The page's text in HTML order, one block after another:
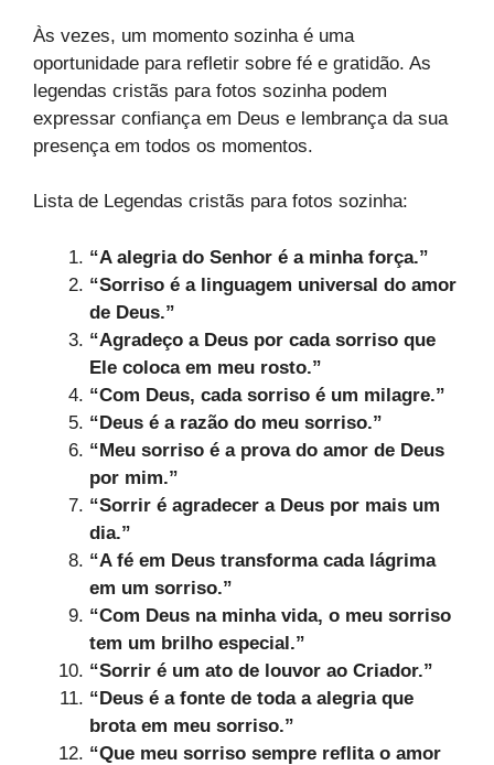
Às vezes, um momento sozinha é uma
oportunidade para refletir sobre fé e gratidão. As
legendas cristãs para fotos sozinha podem
expressar confiança em Deus e lembrança da sua
presença em todos os momentos.
Lista de Legendas cristãs para fotos sozinha:
“A alegria do Senhor é a minha força.”
“Sorriso é a linguagem universal do amor
de Deus.”
“Agradeço a Deus por cada sorriso que
Ele coloca em meu rosto.”
“Com Deus, cada sorriso é um milagre.”
“Deus é a razão do meu sorriso.”
“Meu sorriso é a prova do amor de Deus
por mim.”
“Sorrir é agradecer a Deus por mais um
dia.”
“A fé em Deus transforma cada lágrima
em um sorriso.”
“Com Deus na minha vida, o meu sorriso
tem um brilho especial.”
“Sorrir é um ato de louvor ao Criador.”
“Deus é a fonte de toda a alegria que
brota em meu sorriso.”
“Que meu sorriso sempre reflita o amor